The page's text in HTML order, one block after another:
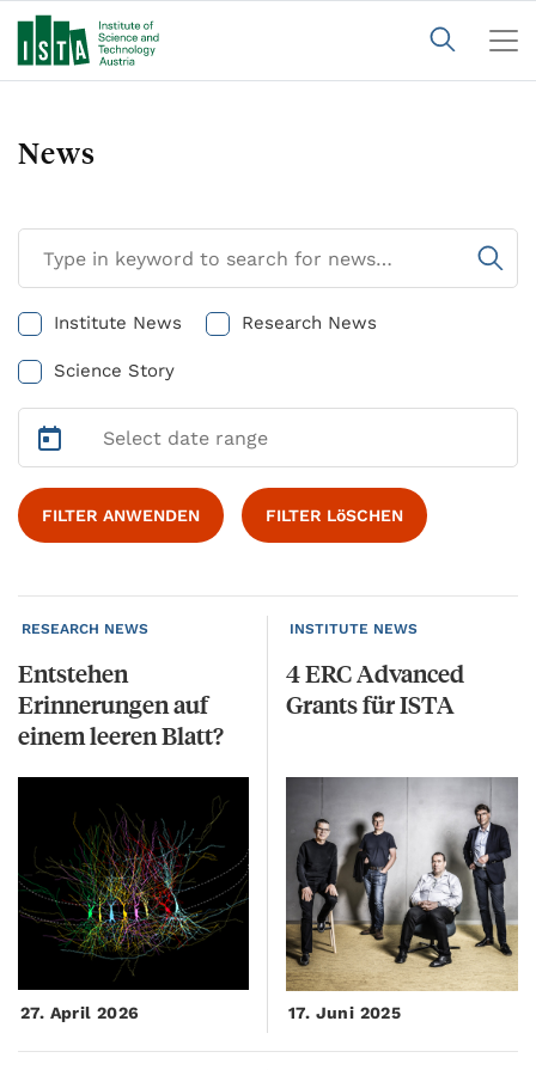
News
Institute News Research News
Science Story
FILTER ANWENDEN FILTER LöSCHEN
RESEARCH NEWS
Entstehen
Erinnerungen auf
einem leeren Blatt?
27. April 2026
INSTITUTE NEWS
4ERCAdvanced
GrantsfürISTA
17. Juni 2025